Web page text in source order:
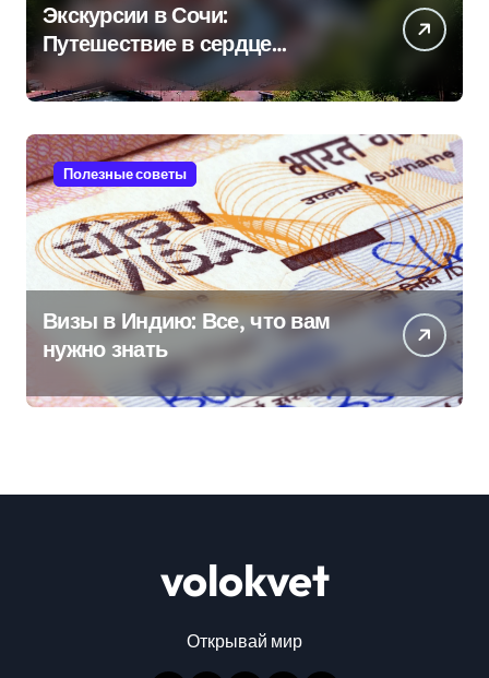
Экскурсии в Сочи:
Путешествие в сердце
Черноморского курорта
Полезные советы
Визы в Индию: Все, что вам
нужно знать
volokvet
Открывай мир